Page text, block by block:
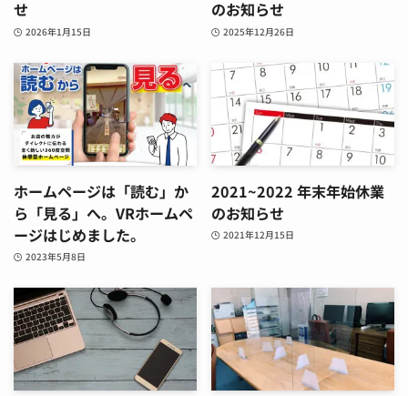
せ
2026年1月15日
のお知らせ
2025年12月26日
ホームページは「読む」か
ら「見る」へ。VRホームペ
ージはじめました。
2023年5月8日
2021~2022 年末年始休業
のお知らせ
2021年12月15日